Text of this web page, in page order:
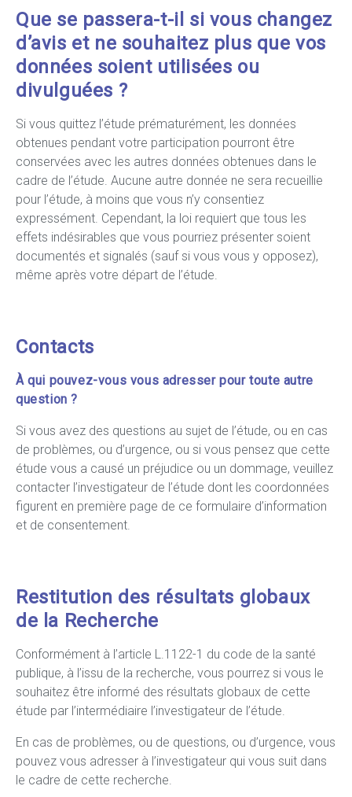
Que se passera-t-il si vous changez
d’avis et ne souhaitez plus que vos
données soient utilisées ou
divulguées ?
Si vous quittez l’étude prématurément, les données
obtenues pendant votre participation pourront être
conservées avec les autres données obtenues dans le
cadre de l’étude. Aucune autre donnée ne sera recueillie
pour l’étude, à moins que vous n’y consentiez
expressément. Cependant, la loi requiert que tous les
effets indésirables que vous pourriez présenter soient
documentés et signalés (sauf si vous vous y opposez),
même après votre départ de l’étude.
Contacts
À qui pouvez-vous vous adresser pour toute autre
question ?
Si vous avez des questions au sujet de l’étude, ou en cas
de problèmes, ou d’urgence, ou si vous pensez que cette
étude vous a causé un préjudice ou un dommage, veuillez
contacter l’investigateur de l’étude dont les coordonnées
figurent en première page de ce formulaire d’information
et de consentement.
Restitution des résultats globaux
de la Recherche
Conformément à l’article L.1122-1 du code de la santé
publique, à l’issu de la recherche, vous pourrez si vous le
souhaitez être informé des résultats globaux de cette
étude par l’intermédiaire l’investigateur de l’étude.
En cas de problèmes, ou de questions, ou d’urgence, vous
pouvez vous adresser à l’investigateur qui vous suit dans
le cadre de cette recherche.